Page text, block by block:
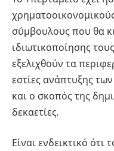
σύμβουλους που θα
ιδιωτικοποίησης
εξελιχθούν τα
εστίες ανάπτυξης
και ο σκοπός της
δεκαετίες.
Είναι ενδεικτικό